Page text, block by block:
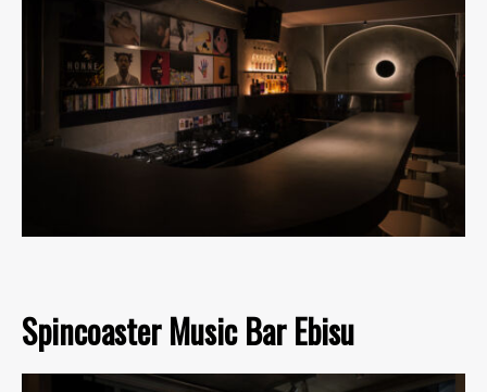
Spincoaster Music Bar Ebisu